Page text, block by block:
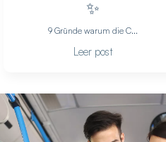
✨
9 Gründe warum die C...
Leer post